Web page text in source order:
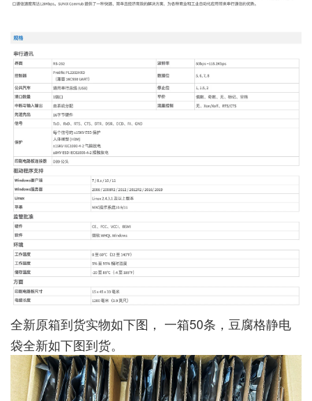
全新原箱到货实物如下图， 一箱50条，豆腐格静电
袋全新如下图到货。